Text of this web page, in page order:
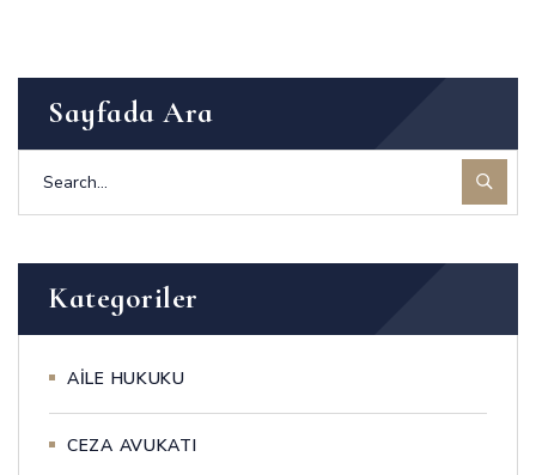
Sayfada Ara
Kategoriler
AİLE HUKUKU
CEZA AVUKATI